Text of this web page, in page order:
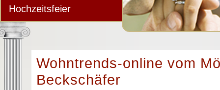
Hochzeitsfeier
Wohntrends-online vom
Beckschäfer